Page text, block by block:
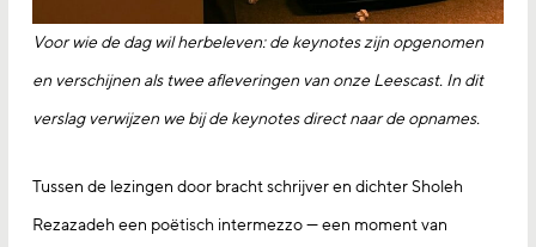
Voor wie de dag wil herbeleven: de keynotes zijn opgenomen
en verschijnen als twee afleveringen van onze Leescast. In dit
verslag verwijzen we bij de keynotes direct naar de opnames.
Tussen de lezingen door bracht schrijver en dichter Sholeh
Rezazadeh een poëtisch intermezzo — een moment van